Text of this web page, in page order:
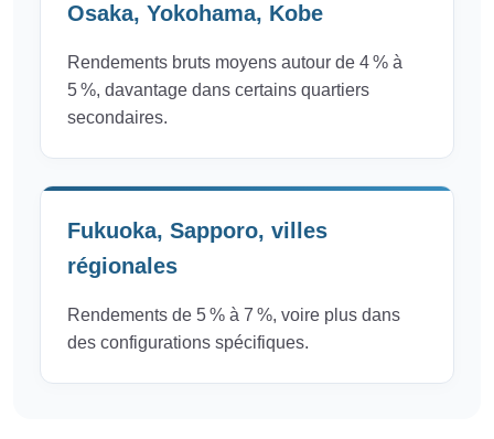
Osaka, Yokohama, Kobe
Rendements bruts moyens autour de 4 % à
5 %, davantage dans certains quartiers
secondaires.
Fukuoka, Sapporo, villes
régionales
Rendements de 5 % à 7 %, voire plus dans
des configurations spécifiques.